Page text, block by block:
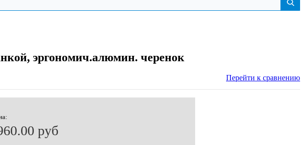
эргономич.алюмин. черенок
Перейти к сравнению
руб